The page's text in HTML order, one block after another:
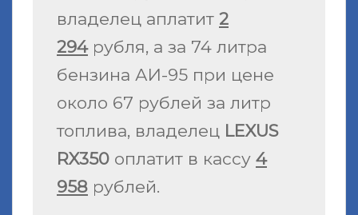
владелец аплатит 2
294рубля, а за 74 литра
бензина АИ-95 при цене
около 67 рублей за литр
топлива, владелец LEXUS
RX350 оплатит в кассу 4
958 рублей.